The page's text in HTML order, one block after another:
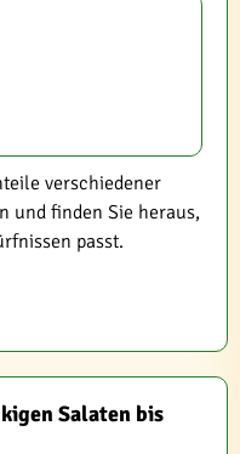
verschiedener
und finden Sie heraus,
passt.
Salaten bis